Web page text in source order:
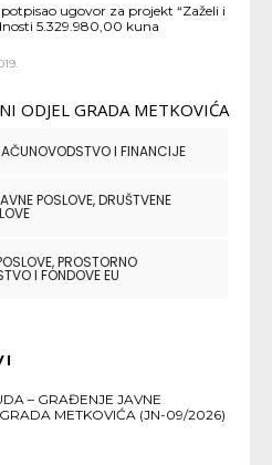
ugovor za projekt “Zaželi i
5.329.980,00 kuna
I FINANCIJE
POSLOVE, DRUŠTVENE
PROSTORNO
I FONDOVE EU
– GRAĐENJE JAVNE
METKOVIĆA (JN-09/2026)